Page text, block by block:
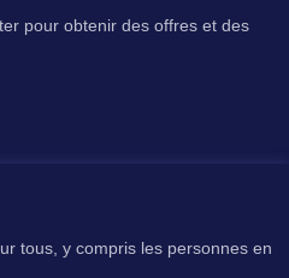
pour obtenir des offres et des
tous, y compris les personnes en